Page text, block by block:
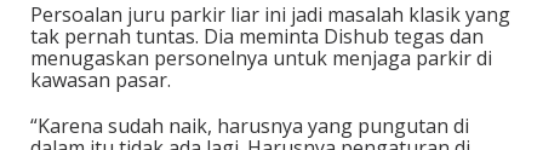
Persoalan juru parkir liar ini jadi masalah klasik yang
tak pernah tuntas. Dia meminta Dishub tegas dan
menugaskan personelnya untuk menjaga parkir di
kawasan pasar.
“Karena sudah naik, harusnya yang pungutan di